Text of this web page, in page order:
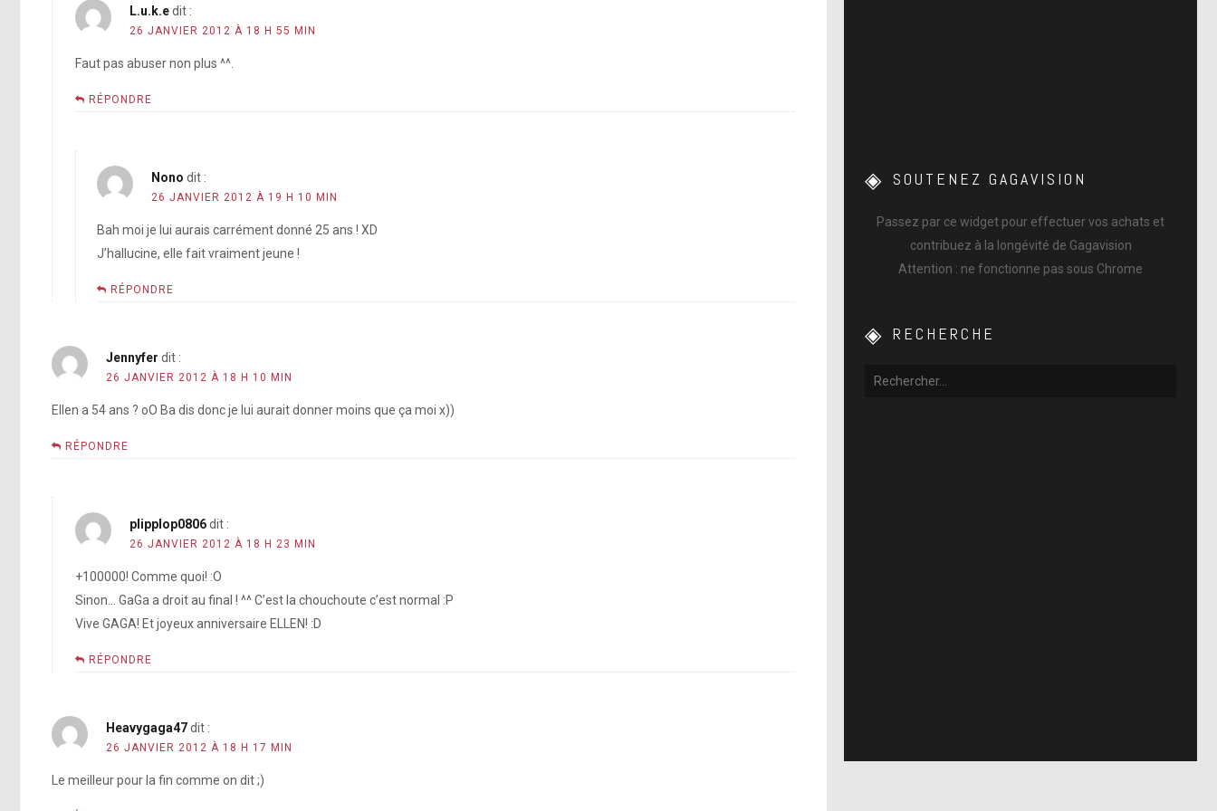
L.u.k.e dit :
26 JANVIER 2012 À 18 H 55 MIN
Faut pas abuser non plus ^^.
RÉPONDRE
Nono dit :
26 JANVIER 2012 À 19 H 10 MIN
Bah moi je lui aurais carrément donné 25 ans ! XD
J’hallucine, elle fait vraiment jeune !
RÉPONDRE
Jennyfer dit :
26 JANVIER 2012 À 18 H 10 MIN
Ellen a 54 ans ? oO Ba dis donc je lui aurait donner moins que ça moi x))
RÉPONDRE
plipplop0806 dit :
26 JANVIER 2012 À 18 H 23 MIN
+100000! Comme quoi! :O
Sinon… GaGa a droit au final ! ^^ C’est la chouchoute c’est normal :P
Vive GAGA! Et joyeux anniversaire ELLEN! :D
RÉPONDRE
Heavygaga47dit :
26 JANVIER 2012 À 18 H 17 MIN
Le meilleur pour la fin comme on dit ;)
SOUTENEZ GAGAVISION
Passez par ce widget pour effectuer vos achats et
contribuez à la longévité de Gagavision
Attention : ne fonctionne pas sous Chrome
RECHERCHE